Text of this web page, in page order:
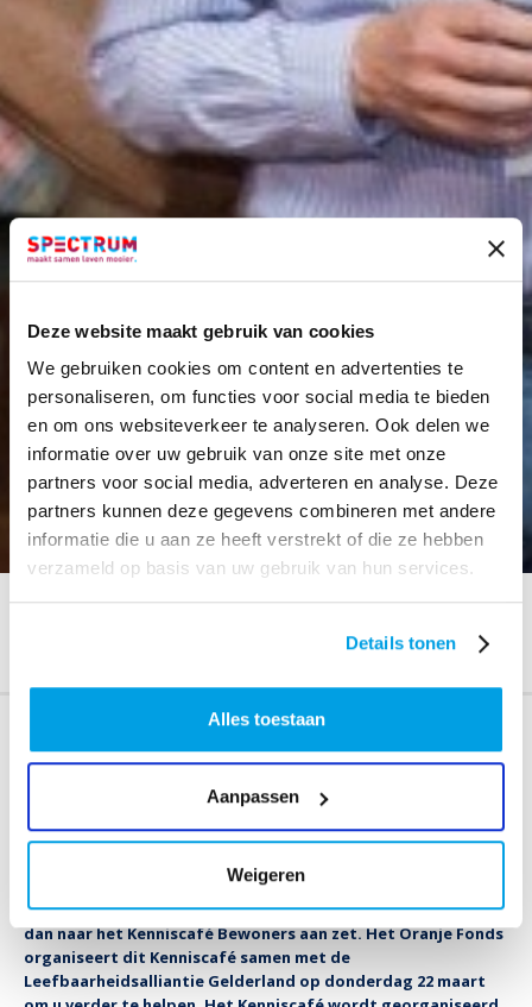
Deze website maakt gebruik van cookies
We gebruiken cookies om content en advertenties te
personaliseren, om functies voor social media te bieden
en om ons websiteverkeer te analyseren. Ook delen we
informatie over uw gebruik van onze site met onze
partners voor social media, adverteren en analyse. Deze
partners kunnen deze gegevens combineren met andere
informatie die u aan ze heeft verstrekt of die ze hebben
verzameld op basis van uw gebruik van hun services.
Details tonen
Alles toestaan
Aanpassen
Weigeren
BEWONERS AAN ZET - KENNISCAFÉ OVER BUURTINITIATIEVEN
Bewoners aan zet - Kenniscafé over
Organiseert u samen met anderen uit uw wijk of buurt
activiteiten die bijdragen aan de onderlinge betrokkenheid?
Loopt u met een goed idee rond dat u graag samen met
anderen op zou zetten? Of wilt u hier tips voor opdoen? Kom
dan naar het Kenniscafé Bewoners aan zet. Het Oranje Fonds
organiseert dit Kenniscafé samen met de
Leefbaarheidsalliantie Gelderland op donderdag 22 maart